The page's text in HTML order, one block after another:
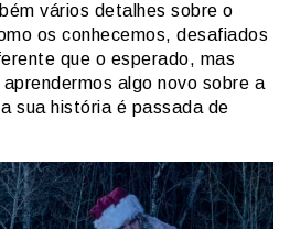
vários detalhes sobre o
os conhecemos, desafiados
que o esperado, mas
algo novo sobre a
sua história é passada de